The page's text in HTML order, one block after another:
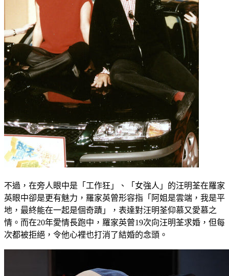
不過，在旁人眼中是「工作狂」、「女強人」的汪明荃在羅家
英眼中卻是更有魅力，羅家英曾形容指「阿姐是雲端，我是平
地，最終能在一起是個奇蹟」，表達對汪明荃仰慕又愛慕之
情。而在20年愛情長跑中，羅家英曾19次向汪明荃求婚，但每
次都被拒絕，令他心裡也打消了結婚的念頭。